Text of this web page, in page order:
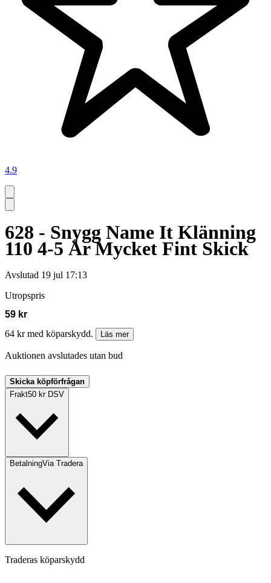
4.9
628 - Snygg Name It Klänning
110 4-5 År Mycket Fint Skick
Avslutad 19 jul 17:13
Utropspris
59 kr
64 kr med köparskydd.
Läs mer
Auktionen avslutades utan bud
Skicka köpförfrågan
Frakt50 kr DSV
BetalningVia Tradera
Traderas köparskydd